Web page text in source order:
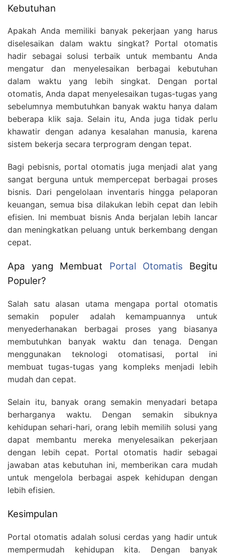
Kebutuhan
Apakah Anda memiliki banyak pekerjaan yang harus
diselesaikan dalam waktu singkat? Portal otomatis
hadir sebagai solusi terbaik untuk membantu Anda
mengatur dan menyelesaikan berbagai kebutuhan
dalam waktu yang lebih singkat. Dengan portal
otomatis, Anda dapat menyelesaikan tugas-tugas yang
sebelumnya membutuhkan banyak waktu hanya dalam
beberapa klik saja. Selain itu, Anda juga tidak perlu
khawatir dengan adanya kesalahan manusia, karena
sistem bekerja secara terprogram dengan tepat.
Bagi pebisnis, portal otomatis juga menjadi alat yang
sangat berguna untuk mempercepat berbagai proses
bisnis. Dari pengelolaan inventaris hingga pelaporan
keuangan, semua bisa dilakukan lebih cepat dan lebih
efisien. Ini membuat bisnis Anda berjalan lebih lancar
dan meningkatkan peluang untuk berkembang dengan
cepat.
Apa yang Membuat Portal Otomatis Begitu
Populer?
Salah satu alasan utama mengapa portal otomatis
semakin populer adalah kemampuannya untuk
menyederhanakan berbagai proses yang biasanya
membutuhkan banyak waktu dan tenaga. Dengan
menggunakan teknologi otomatisasi, portal ini
membuat tugas-tugas yang kompleks menjadi lebih
mudah dan cepat.
Selain itu, banyak orang semakin menyadari betapa
berharganya waktu. Dengan semakin sibuknya
kehidupan sehari-hari, orang lebih memilih solusi yang
dapat membantu mereka menyelesaikan pekerjaan
dengan lebih cepat. Portal otomatis hadir sebagai
jawaban atas kebutuhan ini, memberikan cara mudah
untuk mengelola berbagai aspek kehidupan dengan
lebih efisien.
Kesimpulan
Portal otomatis adalah solusi cerdas yang hadir untuk
mempermudah kehidupan kita. Dengan banyak